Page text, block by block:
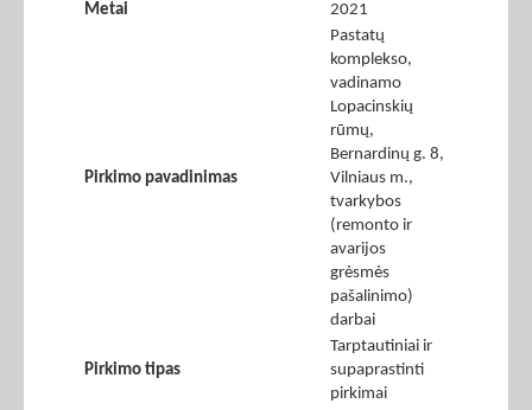
Metai 2021
Pirkimo pavadinimas
Pastatų
komplekso,
vadinamo
Lopacinskių
rūmų,
Bernardinų g. 8,
Vilniaus m.,
tvarkybos
(remonto ir
avarijos
grėsmės
pašalinimo)
darbai
Pirkimo tipas
Tarptautiniai ir
supaprastinti
pirkimai